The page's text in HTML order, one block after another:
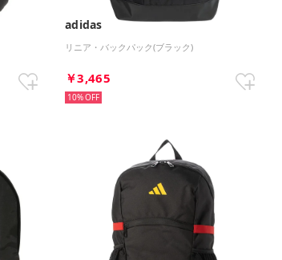
adidas
リニア・バックパック(ブラック)
￥3,465
10%